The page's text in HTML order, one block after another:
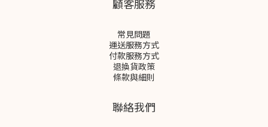
顧客服務
常見問題
運送服務方式
付款服務方式
退換貨政策
條款與細則
聯絡我們